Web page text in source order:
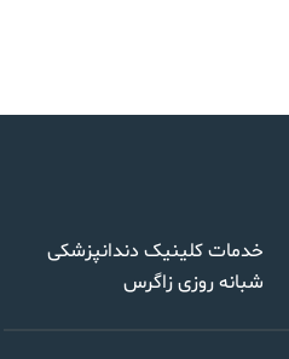
خدمات کلینیک دندانپزشکی
شبانه روزی زاگرس